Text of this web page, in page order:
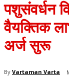
पशुसंवर्धन
वैयक्तिक
अर्ज सुरू
By Vartaman Varta